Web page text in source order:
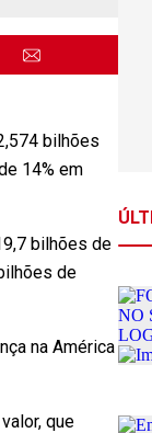
bilhões
14% em
bilhões de
de
na América
que